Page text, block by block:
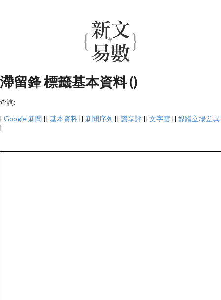
滯留鋒 標籤基本資料 ()
查詢:
| Google 新聞 || 基本資料 || 新聞序列 || 讚享評 || 文字雲 || 媒體立場差異
|